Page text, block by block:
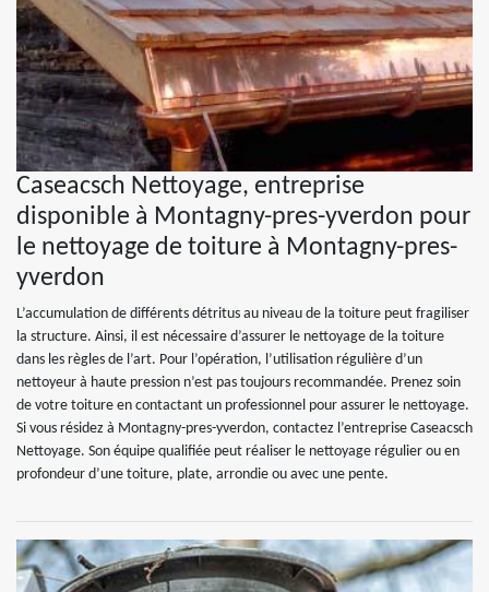
Caseacsch Nettoyage, entreprise
disponible à Montagny-pres-yverdon pour
le nettoyage de toiture à Montagny-pres-
yverdon
L’accumulation de différents détritus au niveau de la toiture peut fragiliser
la structure. Ainsi, il est nécessaire d’assurer le nettoyage de la toiture
dans les règles de l’art. Pour l’opération, l’utilisation régulière d’un
nettoyeur à haute pression n’est pas toujours recommandée. Prenez soin
de votre toiture en contactant un professionnel pour assurer le nettoyage.
Si vous résidez à Montagny-pres-yverdon, contactez l’entreprise Caseacsch
Nettoyage. Son équipe qualifiée peut réaliser le nettoyage régulier ou en
profondeur d’une toiture, plate, arrondie ou avec une pente.